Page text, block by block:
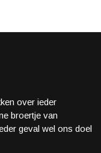
over ieder
broertje van
geval wel ons doel